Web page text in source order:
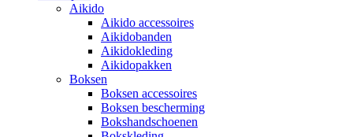
Aikido
Aikido accessoires
Aikidobanden
Aikidokleding
Aikidopakken
Boksen
Boksen accessoires
Boksen bescherming
Bokshandschoenen